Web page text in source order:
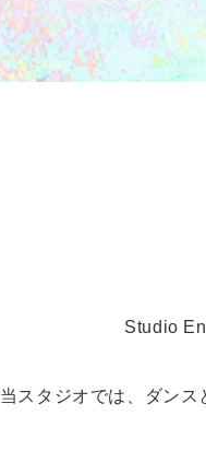
Studio
当スタジオでは、ダンス